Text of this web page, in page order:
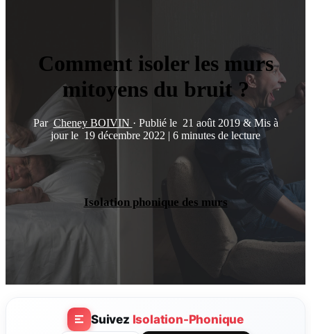
Comment isoler les murs
mitoyens du bruit ?
Par Cheney BOIVIN · Publié le 21 août 2019& Mis à
jour le 19 décembre 2022 | 6 minutes de lecture
Isolation phonique des murs
Suivez Isolation-Phonique